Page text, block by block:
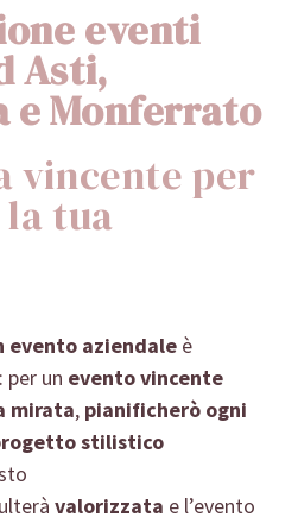
eventi
Asti,
e Monferrato
vincente per
tua
evento aziendale è
un evento vincente
mirata, pianificherò ogni
stilistico
valorizzata e l’evento